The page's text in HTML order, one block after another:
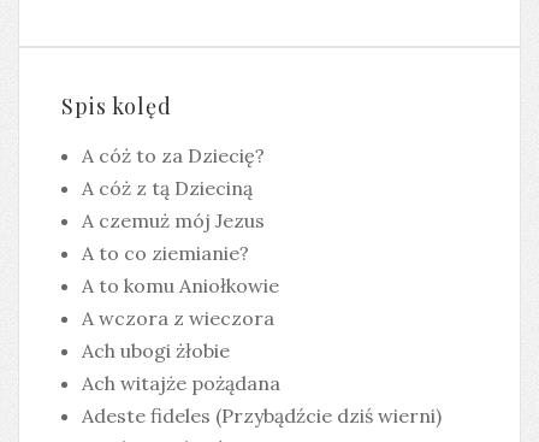
Spis kolęd
A cóż to za Dziecię?
A cóż z tą Dzieciną
A czemuż mój Jezus
A to co ziemianie?
A to komu Aniołkowie
A wczora z wieczora
Ach ubogi żłobie
Ach witajże pożądana
Adeste fideles (Przybądźcie dziś wierni)